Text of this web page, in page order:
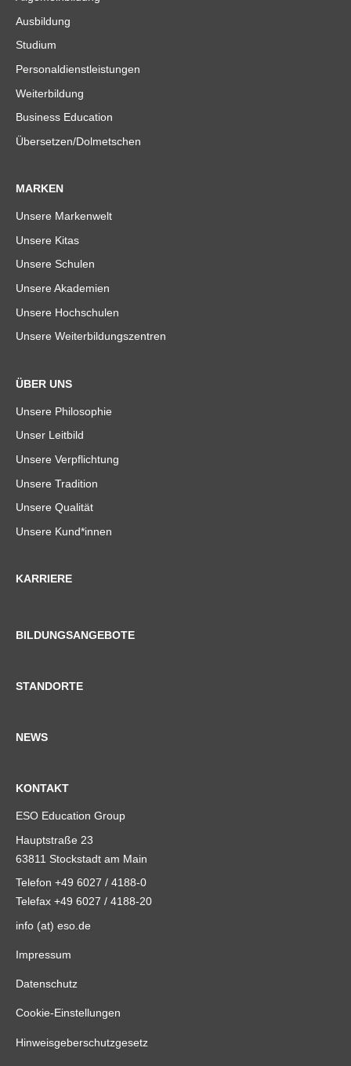
Ausbildung
Studium
Personaldienstleistungen
Weiterbildung
Business Education
Übersetzen/Dolmetschen
MARKEN
Unsere Markenwelt
Unsere Kitas
Unsere Schulen
Unsere Akademien
Unsere Hochschulen
Unsere Weiterbildungszentren
ÜBER UNS
Unsere Philosophie
Unser Leitbild
Unsere Verpflichtung
Unsere Tradition
Unsere Qualität
Unsere Kund*innen
KARRIERE
BILDUNGSANGEBOTE
STANDORTE
NEWS
KONTAKT
ESO Education Group
Hauptstraße 23
63811 Stockstadt am Main
Telefon +49 6027 / 4188-0
Telefax +49 6027 / 4188-20
info (at) eso.de
Impressum
Datenschutz
Cookie-Einstellungen
Hinweisgeberschutzgesetz